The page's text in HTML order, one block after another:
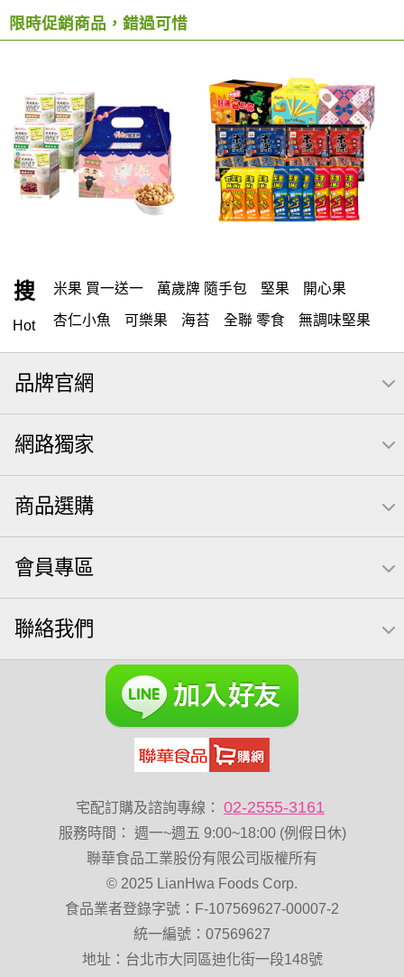
限時促銷商品，錯過可惜
搜
Hot
米果 買一送一 萬歲牌 隨手包 堅果 開心果
杏仁小魚 可樂果 海苔 全聯 零食 無調味堅果
無調味 全聯 禮盒 全聯 素食 堅穀力 綜合纖果
米果 萬歲牌
全聯 拜拜 飲 桶裝堅果 元本山 可樂
三角壽司海苔
起司 核桃 三角 荷卡 萬歲開心果 隨手包
無調味綜合果
減糖日記 素食 杏仁 小魚干 芥末 可樂果 小魚
萬歲牌 米果 無糖 堅果飲
芝麻
萬歲牌 堅果小包裝活力堅果 榛果 海苔 芥末味
萬歲牌 蔓越莓 無加糖 開心果 萬歲牌
萬歲牌小魚 全聯 海苔 滿天星 黑豆
綜合堅果 蔓越梅 乳清
卡廸那 95℃鮮脆三色丁 花生 味付 萬歲牌-堅穀力
萬歲牌 堅果補給隨行包33公克44 包 香菜
卡廸那95℃薯條原味18克*5包 夏威夷果
能量 Costco 萬歲牌堅果
飯卷專用海苔
品牌官網
網路獨家
商品選購
會員專區
聯絡我們
宅配訂購及諮詢專線： 02-2555-3161
服務時間 ：
週一~週五 9:00~18:00 (例假日休)
聯華食品工業股份有限公司版權所有
© 2025 LianHwa Foods Corp.
食品業者登錄字號：F-107569627-00007-2
統一編號：07569627
地址：台北市大同區迪化街一段148號